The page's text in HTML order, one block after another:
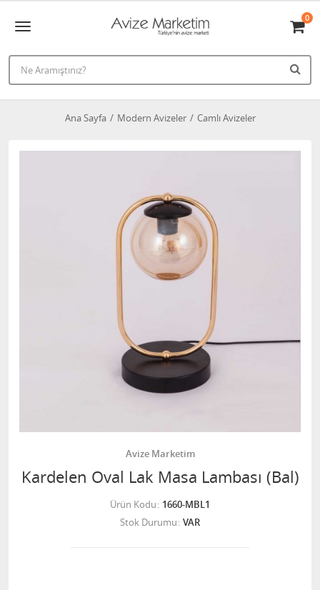
0
Ana Sayfa Modern Avizeler Camlı Avizeler
Avize Marketim
Kardelen Oval Lak Masa Lambası (Bal)
Ürün Kodu 1660-MBL1
Stok Durumu VAR